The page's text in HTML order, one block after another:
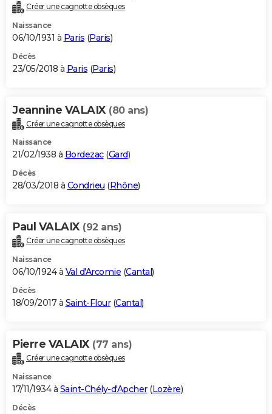
Créer une cagnotte obsèques
Naissance
06/10/1931 à Paris (Paris)
Décès
23/05/2018 à Paris (Paris)
Jeannine VALAIX (80 ans)
Créer une cagnotte obsèques
Naissance
21/02/1938 à Bordezac(Gard)
Décès
28/03/2018 à Condrieu (Rhône)
Paul VALAIX (92 ans)
Créer une cagnotte obsèques
Naissance
06/10/1924 à Val d'Arcomie (Cantal )
Décès
18/09/2017 à Saint-Flour(Cantal )
Pierre VALAIX (77 ans)
Créer une cagnotte obsèques
Naissance
17/11/1934 à Saint-Chély-d'Apcher(Lozère)
Décès